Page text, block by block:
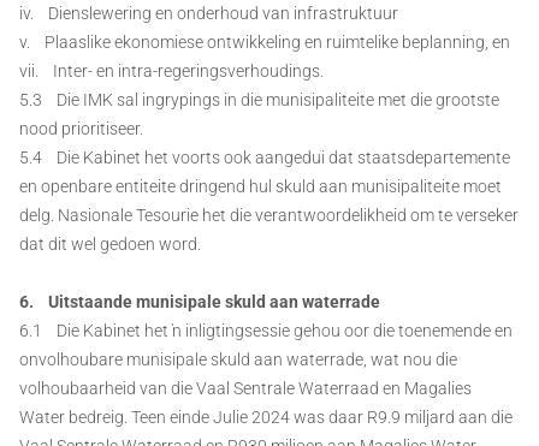
iv. Dienslewering en onderhoud van infrastruktuur
v. Plaaslike ekonomiese ontwikkeling en ruimtelike beplanning, en
vii. Inter- en intra-regeringsverhoudings.
5.3 Die IMK sal ingrypings in die munisipaliteite met die grootste
nood prioritiseer.
5.4 Die Kabinet het voorts ook aangedui dat staatsdepartemente
en openbare entiteite dringend hul skuld aan munisipaliteite moet
delg. Nasionale Tesourie het die verantwoordelikheid om te verseker
dat dit wel gedoen word.
6. Uitstaande munisipale skuld aan waterrade
6.1 Die Kabinet het ŉ inligtingsessie gehou oor die toenemende en
onvolhoubare munisipale skuld aan waterrade, wat nou die
volhoubaarheid van die Vaal Sentrale Waterraad en Magalies
Water bedreig. Teen einde Julie 2024 was daar R9.9 miljard aan die